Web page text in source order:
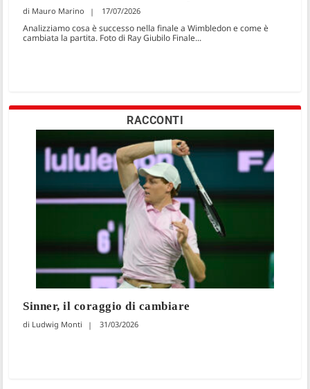
Mauro Marino 17/07/2026
Analizziamo cosa è successo nella finale a Wimbledon e come è
cambiata la partita. Foto di Ray Giubilo Finale...
RACCONTI
Sinner, il coraggio di cambiare
Ludwig Monti 31/03/2026